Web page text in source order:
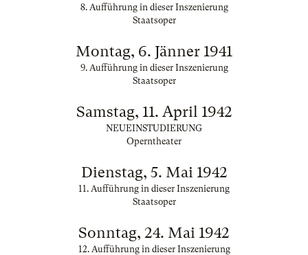
8. Aufführung in dieser Inszenierung
Staatsoper
Montag, 6. Jänner 1941
9. Aufführung in dieser Inszenierung
Staatsoper
Samstag, 11. April 1942
NEUEINSTUDIERUNG
Operntheater
Dienstag, 5. Mai 1942
11. Aufführung in dieser Inszenierung
Staatsoper
Sonntag, 24. Mai 1942
12. Aufführung in dieser Inszenierung